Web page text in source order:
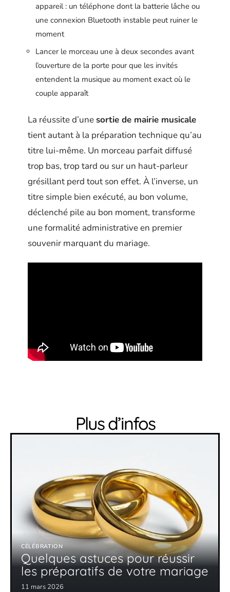
appareil : un téléphone dont la batterie lâche ou
une connexion Bluetooth instable peut ruiner le
moment
Lancer le morceau une à deux secondes avant
l’ouverture de la porte pour que les invités
entendent la musique au moment exact où le
couple apparaît
La réussite d’unesortie de mairie musicale
tient autant à la préparation technique qu’au
titre lui-même. Un morceau parfait diffusé
trop bas, trop tard ou sur un haut-parleur
grésillant perd tout son effet. À l’inverse, un
titre simple bien exécuté, au bon volume,
déclenché pile au bon moment, transforme
une formalité administrative en premier
souvenir marquant du mariage.
Plus d’infos
CÉLÉBRATION
Quelques astuces pour réussir
les préparatifs de votre mariage
11 mars 2026